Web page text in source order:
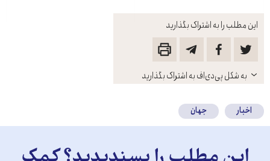
این مطلب را به اشتراک بگذارید
باز
کنید
به شکل پی‌دی‌اف به اشتراک بگذارید
اخبار جهان